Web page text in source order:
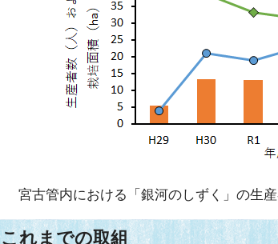
宮古管内における「銀河のしずく」の生
これまでの取組